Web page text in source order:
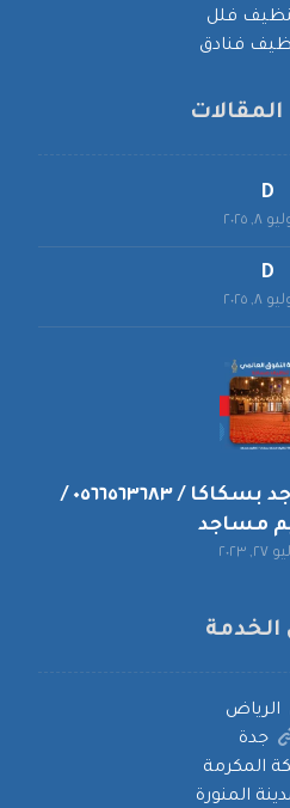
فلل
فنادق
D
٨, ٢٠٢٥
D
٨, ٢٠٢٥
شركة تنظيف مساجد بسكاكا / ٠٥٦٦٥٦٣٦٨٣ /
مساجد
٢٠٢٣
الخدمة
الرياض
جدة
المكرمة
المنورة